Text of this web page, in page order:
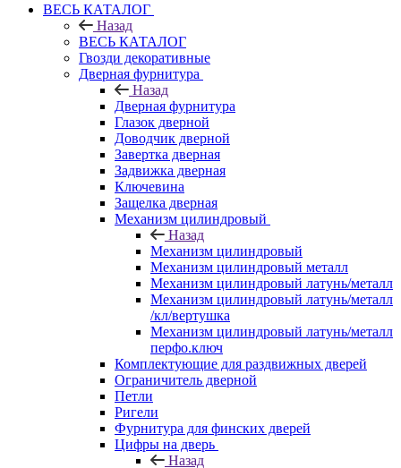
ВЕСЬ КАТАЛОГ
Назад
ВЕСЬ КАТАЛОГ
Гвозди декоративные
Дверная фурнитура
Назад
Дверная фурнитура
Глазок дверной
Доводчик дверной
Завертка дверная
Задвижка дверная
Ключевина
Защелка дверная
Механизм цилиндровый
Назад
Механизм цилиндровый
Механизм цилиндровый металл
Механизм цилиндровый латунь/металл
Механизм цилиндровый латунь/металл
/кл/вертушка
Механизм цилиндровый латунь/металл
перфо.ключ
Комплектующие для раздвижных дверей
Ограничитель дверной
Петли
Ригели
Фурнитура для финских дверей
Цифры на дверь
Назад